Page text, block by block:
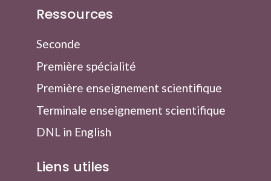
Ressources
Seconde
Première spécialité
Première enseignement scientifique
Terminale enseignement scientifique
DNL in English
Liens utiles